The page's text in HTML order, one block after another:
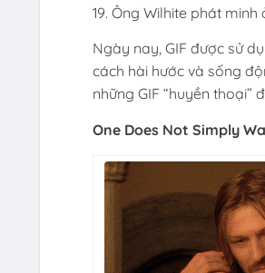
19. Ông Wilhite phát
Ngày nay, GIF được sử
cách hài hước và sống
những GIF “huyền thoại”
One Does Not Simply